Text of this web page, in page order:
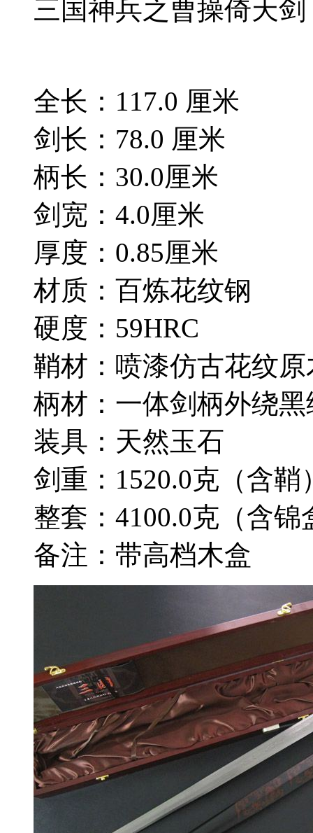
三国神兵之曹操倚天剑
全长：117.0 厘米
剑长：78.0 厘米
柄长：30.0厘米
剑宽：4.0厘米
厚度：0.85厘米
材质：百炼花纹钢
硬度：59HRC
鞘材：喷漆仿古花纹原
柄材：一体剑柄外绕黑
装具：天然玉石
剑重：1520.0克（含鞘
整套：4100.0克（含锦
备注：带高档木盒